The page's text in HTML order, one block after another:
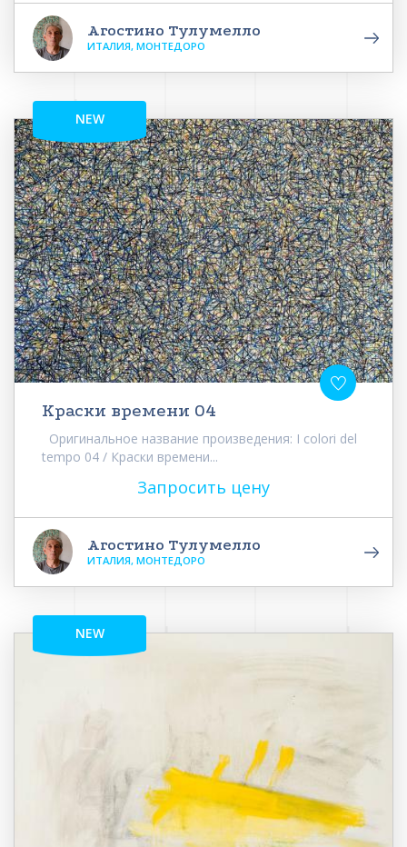
Агостино Тулумелло
ИТАЛИЯ, МОНТЕДОРО
NEW
Краски времени 04
Оригинальное название произведения: I colori del
tempo 04 / Краски времени...
Запросить цену
Агостино Тулумелло
ИТАЛИЯ, МОНТЕДОРО
NEW